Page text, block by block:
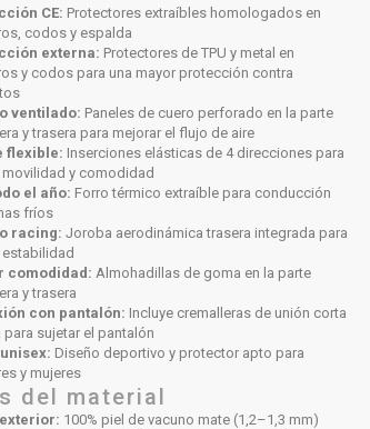
CE: Protectores extraíbles homologados en
codos y espalda
externa: Protectores de TPU y metal en
y codos para una mayor protección contra
ventilado: Paneles de cuero perforado en la parte
y trasera para mejorar el flujo de aire
flexible: Inserciones elásticas de 4 direcciones para
movilidad y comodidad
el año: Forro térmico extraíble para conducción
fríos
racing: Joroba aerodinámica trasera integrada para
estabilidad
comodidad: Almohadillas de goma en la parte
y trasera
con pantalón: Incluye cremalleras de unión corta
para sujetar el pantalón
Diseño deportivo y protector apto para
y mujeres
del material
100% piel de vacuno mate (1,2–1,3 mm)